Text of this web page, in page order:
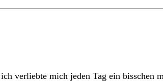
verliebte mich jeden Tag ein bisschen